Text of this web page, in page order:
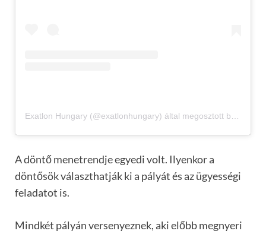
A döntő menetrendje egyedi volt. Ilyenkor a
döntősök választhatják ki a pályát és az ügyességi
feladatot is.
Mindkét pályán versenyeznek, aki előbb megnyeri